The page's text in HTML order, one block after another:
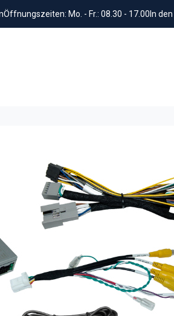
Öffnungszeiten: Mo. - Fr.: 08.30 - 17.00 In